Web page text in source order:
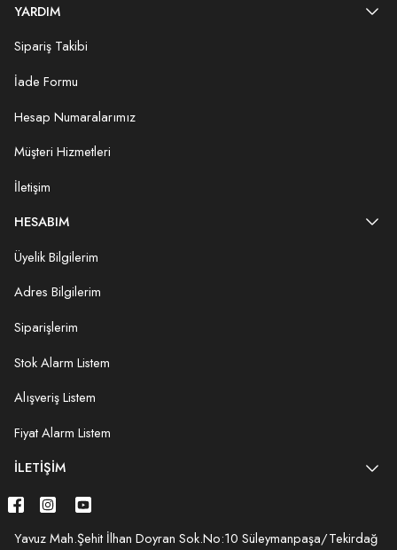
YARDIM
Sipariş Takibi
İade Formu
Hesap Numaralarımız
Müşteri Hizmetleri
İletişim
HESABIM
Üyelik Bilgilerim
Adres Bilgilerim
Siparişlerim
Stok Alarm Listem
Alışveriş Listem
Fiyat Alarm Listem
İLETIŞIM
Yavuz Mah.Şehit İlhan Doyran Sok.No:10 Süleymanpaşa/Tekirdağ